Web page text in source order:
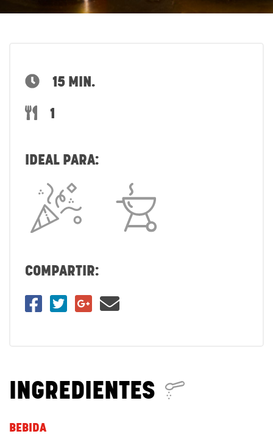
15 MIN.
1
IDEAL PARA:
COMPARTIR:
INGREDIENTES
BEBIDA